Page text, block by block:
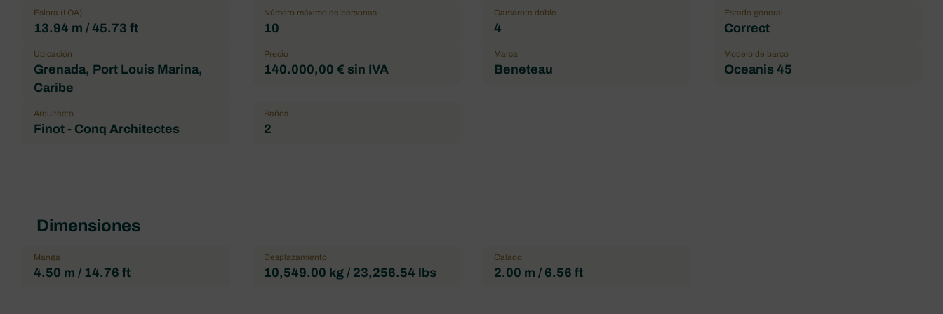
Eslora (LOA)
13.94 m / 45.73 ft
Número máximo de personas
10
Camarote doble
4
Estado general
Correct
Ubicación
Grenada, Port Louis Marina,
Caribe
Precio
140.000,00 € sin IVA
Marca
Beneteau
Modelo de barco
Oceanis 45
Arquitecto
Finot - Conq Architectes
Baños
2
Dimensiones
Manga
4.50 m / 14.76 ft
Desplazamiento
10,549.00 kg / 23,256.54 lbs
Calado
2.00 m / 6.56 ft